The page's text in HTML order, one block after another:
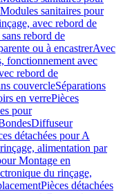
Modules sanitaires pour
avec rebord de
rebord de
ou à encastrerAvec
fonctionnement avec
rebord de
couvercleSéparations
en verrePièces
pour
Diffuseur
détachées pour A
alimentation par
Montage en
du rinçage,
Pièces détachées